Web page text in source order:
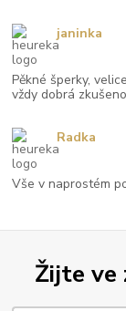
Žijte ve
Pěkné šperky,
vždy dobrá
janinka
Vše v naprostém
Radka